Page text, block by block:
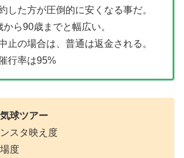
した方が圧倒的に安くなる事だ。
ら90歳までと幅広い。
止の場合は、普通は返金される。
行率は95%
球ツアー
タ映え度
度